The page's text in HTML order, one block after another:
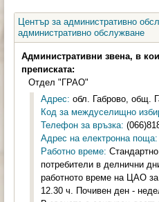
Център за административно
административно обслужване
Административни звена, в
преписката:
Отдел "ГРАО"
Адрес: обл. Габрово, общ.
Код за междуселищно
Телефон за връзка:
Адрес на електронна поща:
Работно време:
потребители в делнични
работното време на ЦАО
12.30 ч. Почивен ден -